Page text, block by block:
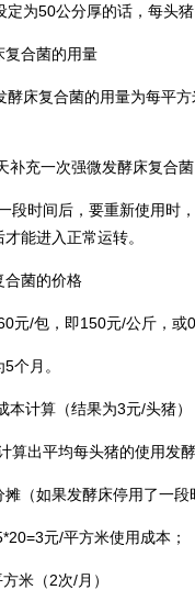
为50公分厚的话，每头猪
合菌的用量
床复合菌的用量为每平
充一次强微发酵床复合菌
时间后，要重新使用时
能进入正常运转。
菌的价格
/包，即150元/公斤，或
个月。
计算（结果为3元/头猪）
出平均每头猪的使用发酵
（如果发酵床停用了一段
元/平方米使用成本；
米（2次/月）